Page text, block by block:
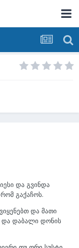
და გვინდა
გაქაჩოს.
და მათი
და დაბალი დონის